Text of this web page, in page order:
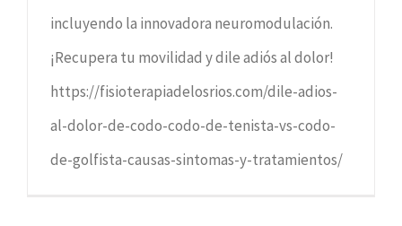
incluyendo la innovadora neuromodulación.
¡Recupera tu movilidad y dile adiós al dolor!
https://fisioterapiadelosrios.com/dile-adios-
al-dolor-de-codo-codo-de-tenista-vs-codo-
de-golfista-causas-sintomas-y-tratamientos/